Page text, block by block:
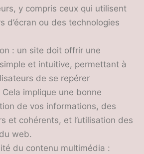
y compris ceux qui utilisent
d’écran ou des technologies
: un site doit offrir une
et intuitive, permettant à
de se repérer
implique une bonne
de vos informations, des
et cohérents, et l’utilisation des
web.
du contenu multimédia :